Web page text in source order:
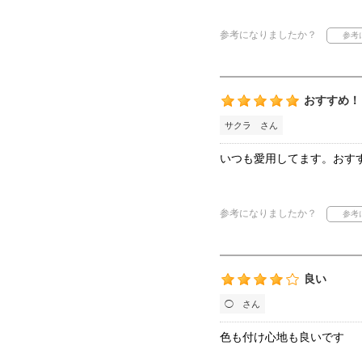
参考になりましたか？
おすすめ！
サクラ さん
いつも愛用してます。おす
参考になりましたか？
良い
◯ さん
色も付け心地も良いです